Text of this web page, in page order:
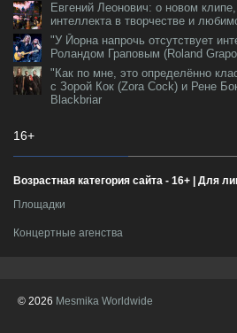
Евгений Леонович: о новом
интеллекта в творчестве и
"У Йорна напрочь отсутствует
Роландом Граповым (Roland
"Как по мне, это определённо
с Зорой Кок (Zora Cock) и Рене
Blackbriar
16+
Возрастная категория сайта - 16+ | Для
Площадки
Концертные агенства
© 2026 Mesmika Worldwide